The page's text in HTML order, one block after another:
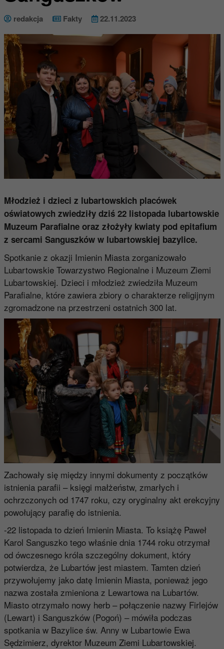
redakcja Fakty 22.11.2023
Młodzież i dzieci z lubartowskich placówek
oświatowych zwiedziły dziś 22 listopada lubartowskie
Muzeum Parafialne oraz złożyły kwiaty pod epitafium
z sercami Sanguszków w lubartowskiej bazylice.
Spotkanie z okazji Imienin Miasta zorganizowało
Lubartowskie Towarzystwo Regionalne i Muzeum Ziemi
Lubartowskiej. Dzieci i młodzież zwiedziła Muzeum
Parafialne, które zawiera zbiory o charakterze religijnym
zgromadzone na przestrzeni ostatnich 300 lat.
Zachowały się między innymi dokumenty z początków
istnienia parafii – księgi małżeństw, zmarłych i
ochrzczonych od 1747 roku, czy oryginalny akt erekcyjny
powołujący parafię do istnienia.
-22 listopada to dzień Imienin Miasta. To książę Paweł
Karol Sanguszko tego właśnie dnia 1744 roku otrzymał
od ówczesnego króla szczególny dokument, który
potwierdza, że Lubartów jest miastem. Tamten dzień
przywołujemy jako datę Imienin Miasta, ponieważ jego
nazwa została zmieniona z Lewartowa na Lubartów.
Miasto otrzymało nowy herb – połączenie nazwy Firlejów
(Lewart) i Sanguszków (Pogoń) – mówiła podczas
spotkania w Bazylice św. Anny w Lubartowie Ewa
Sędzimierz, dyrektor Muzeum Ziemi Lubartowskiej.